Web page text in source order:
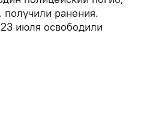
получили ранения.
июля освободили